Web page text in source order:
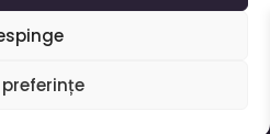
preferințe
drepturile rezervate. Powered by wrk.